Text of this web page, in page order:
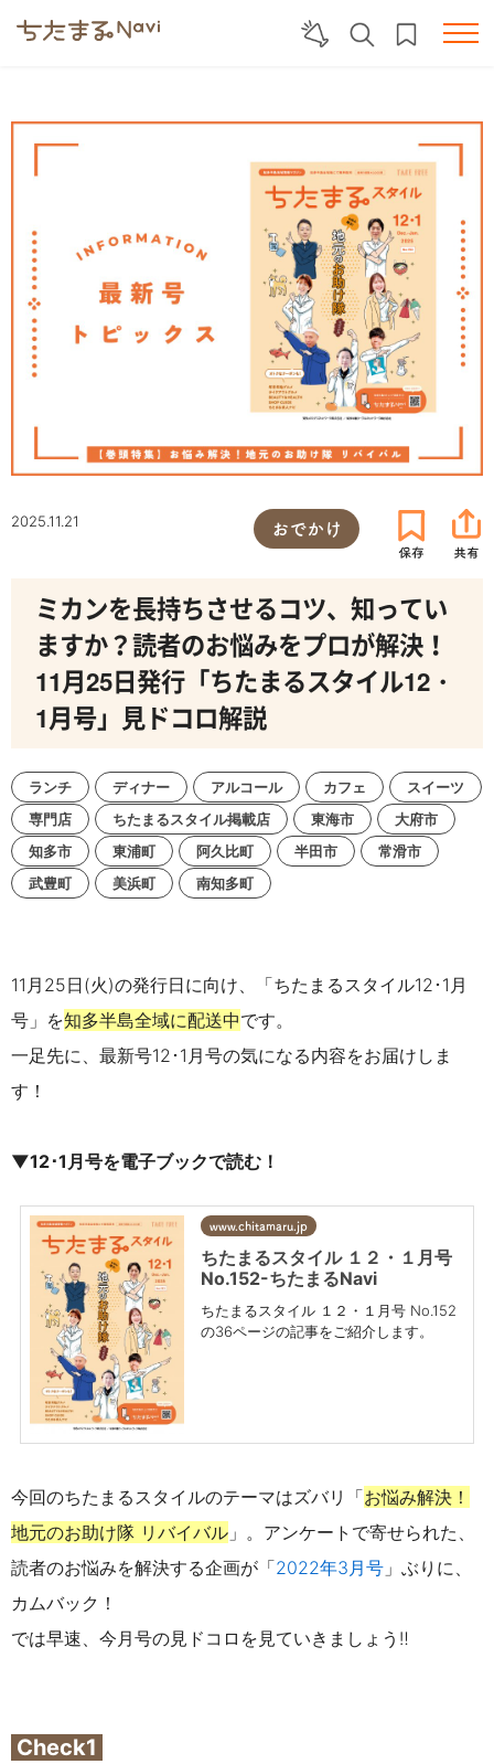
2025.11.21 おでかけ
ミカンを長持ちさせるコツ、知ってい
ますか？読者のお悩みをプロが解決！
11月25日発行「ちたまるスタイル12・
1月号」見ドコロ解説
ランチ ディナー アルコール カフェ
スイーツ
専門店
ちたまるスタイル掲載店 東海市
大府市
知多市
東浦町 阿久比町 半田市
常滑市
武豊町
美浜町 南知多町
11月25日(火)の発行日に向け、「ちたまるスタイル12･1 月
号」を知多半島全域に配送中です。
一足先に、最新号12･1 月号の気になる内容をお届けしま
す！
▼12･1 月号を電子ブックで読む！
www.chitamaru.jp
ちたまるスタイル １２・１月号
No.152-ちたまるNavi
ちたまるスタイル １２・１月号 No.152
の36ページの記事をご紹介します。
今回のちたまるスタイルのテーマはズバリ「お悩み解決！
地元のお助け隊 リバイバル 」。 アンケートで寄せられた、
読者のお悩みを解決する企画が「2022年3月号 」ぶりに、
カムバック！
では早速、今月号の見ドコロを見ていきましょう‼
Check1